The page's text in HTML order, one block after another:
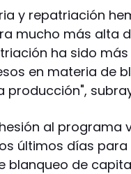
y repatriación
mucho más alta
ha sido
en materia de
producción",
al programa
últimos días
blanqueo de